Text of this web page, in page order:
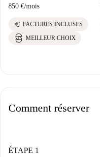
850 €/mois
euro FACTURES INCLUSES
MEILLEUR CHOIX
Comment réserver
ÉTAPE 1